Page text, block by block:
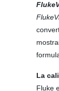
La
Fluke